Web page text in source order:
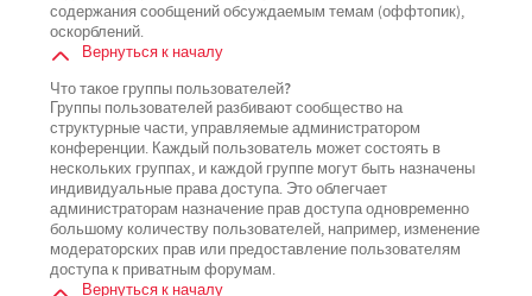
содержания сообщений обсуждаемым темам (оффтопик),
оскорблений.
Вернуться к началу
Что такое группы пользователей?
Группы пользователей разбивают сообщество на
структурные части, управляемые администратором
конференции. Каждый пользователь может состоять в
нескольких группах, и каждой группе могут быть назначены
индивидуальные права доступа. Это облегчает
администраторам назначение прав доступа одновременно
большому количеству пользователей, например, изменение
модераторских прав или предоставление пользователям
доступа к приватным форумам.
Вернуться к началу